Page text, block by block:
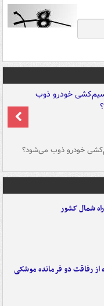
خودرو ذوب می‌شود؟
شمال کشور
رفاقت دو فرمانده‌ موشکی